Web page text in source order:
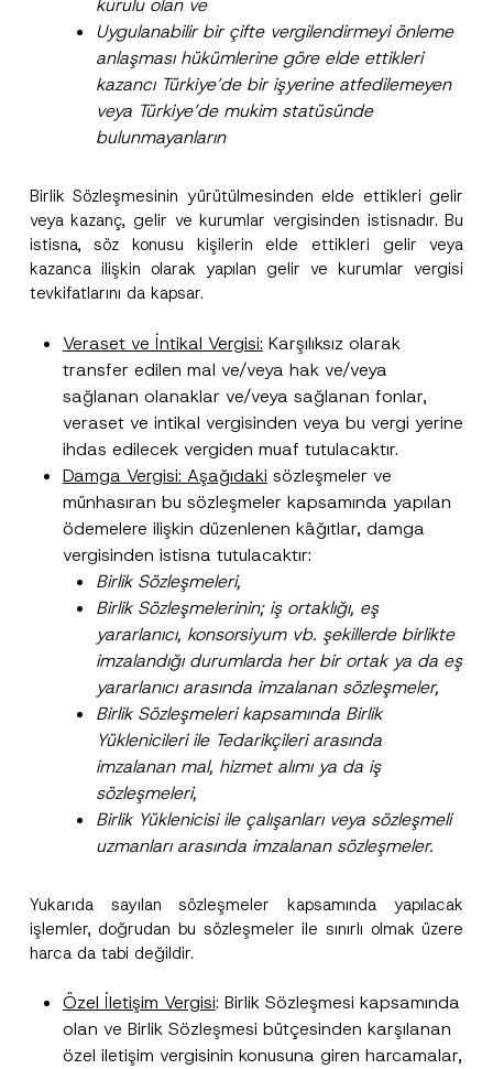
kurulu olan ve
Uygulanabilir bir çifte vergilendirmeyi önleme
anlaşması hükümlerine göre elde ettikleri
kazancı Türkiye’de bir işyerine atfedilemeyen
veya Türkiye’de mukim statüsünde
bulunmayanların
Birlik Sözleşmesinin yürütülmesinden elde ettikleri gelir
veya kazanç, gelir ve kurumlar vergisinden istisnadır. Bu
istisna, söz konusu kişilerin elde ettikleri gelir veya
kazanca ilişkin olarak yapılan gelir ve kurumlar vergisi
tevkifatlarını da kapsar.
Veraset ve İntikal Vergisi: Karşılıksız olarak
transfer edilen mal ve/veya hak ve/veya
sağlanan olanaklar ve/veya sağlanan fonlar,
veraset ve intikal vergisinden veya bu vergi yerine
ihdas edilecek vergiden muaf tutulacaktır.
Damga Vergisi: Aşağıdaki sözleşmeler ve
münhasıran bu sözleşmeler kapsamında yapılan
ödemelere ilişkin düzenlenen kâğıtlar, damga
vergisinden istisna tutulacaktır:
Birlik Sözleşmeleri,
Birlik Sözleşmelerinin; iş ortaklığı, eş
yararlanıcı, konsorsiyum vb. şekillerde birlikte
imzalandığı durumlarda her bir ortak ya da eş
yararlanıcı arasında imzalanan sözleşmeler,
Birlik Sözleşmeleri kapsamında Birlik
Yüklenicileri ile Tedarikçileri arasında
imzalanan mal, hizmet alımı ya da iş
sözleşmeleri,
Birlik Yüklenicisi ile çalışanları veya sözleşmeli
uzmanları arasında imzalanan sözleşmeler.
Yukarıda sayılan sözleşmeler kapsamında yapılacak
işlemler, doğrudan bu sözleşmeler ile sınırlı olmak üzere
harca da tabi değildir.
Özel İletişim Vergisi: Birlik Sözleşmesi kapsamında
olan ve Birlik Sözleşmesi bütçesinden karşılanan
özel iletişim vergisinin konusuna giren harcamalar,
Konu*
P
i
v
y
o
t
c
e
*
Bu iletişim formu aracılığıyla sağlanan kişisel
verilerle ilgili
aydınlatma metni ni okudum ve
anladım.
A
r
o
e
*
Bu iletişim formunu göndererek,
işlenmesine izin veriyorum.
GÖNDER